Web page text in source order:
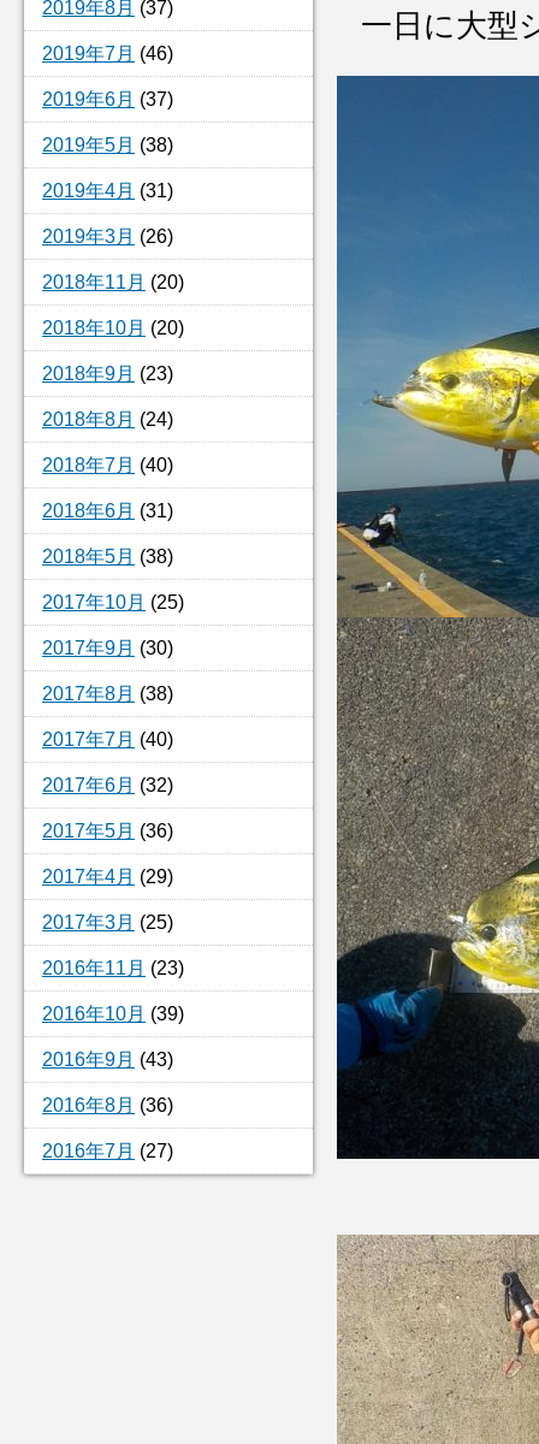
2019年8月 (37)
2019年7月 (46)
2019年6月 (37)
2019年5月 (38)
2019年4月 (31)
2019年3月 (26)
2018年11月 (20)
2018年10月 (20)
2018年9月 (23)
2018年8月 (24)
2018年7月 (40)
2018年6月 (31)
2018年5月 (38)
2017年10月 (25)
2017年9月 (30)
2017年8月 (38)
2017年7月 (40)
2017年6月 (32)
2017年5月 (36)
2017年4月 (29)
2017年3月 (25)
2016年11月 (23)
2016年10月 (39)
2016年9月 (43)
2016年8月 (36)
2016年7月 (27)
一日に大型